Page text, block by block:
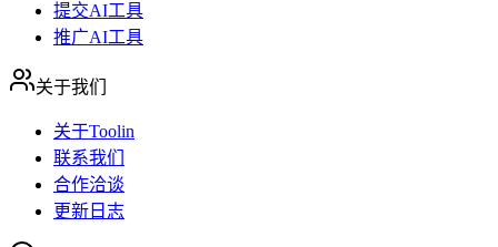
提交AI工具
推广AI工具
关于我们
关于Toolin
联系我们
合作洽谈
更新日志